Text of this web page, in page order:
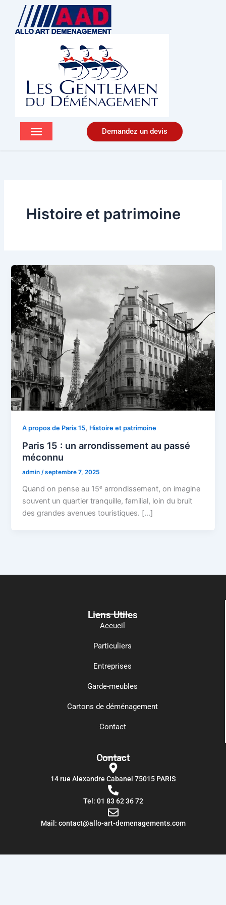
contenu
Demandez un devis
Histoire et patrimoine
A propos de Paris 15, Histoire et patrimoine
Paris 15 : un arrondissement au passé
méconnu
admin/septembre 7, 2025
Quand on pense au 15ᵉ arrondissement, on imagine
souvent un quartier tranquille, familial, loin du bruit
des grandes avenues touristiques. […]
Liens Utiles
Accueil
Particuliers
Entreprises
Garde-meubles
Cartons de déménagement
Contact
Contact
14 rue Alexandre Cabanel 75015 PARIS​
Tel: 01 83 62 36 72
Mail: contact@allo-art-demenagements.com